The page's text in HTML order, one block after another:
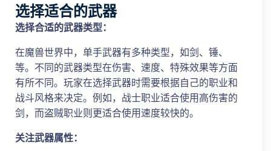
选择适合的武器
选择合适的武器类型：
在魔兽世界中，单手武器有多种类型，如剑、锤、
等。不同的武器类型在伤害、速度、特殊效果等方面
有所不同。玩家在选择武器时需要根据自己的职业和
战斗风格来决定。例如，战士职业适合使用高伤害的
剑，而盗贼职业则更适合使用速度较快的。
关注武器属性：